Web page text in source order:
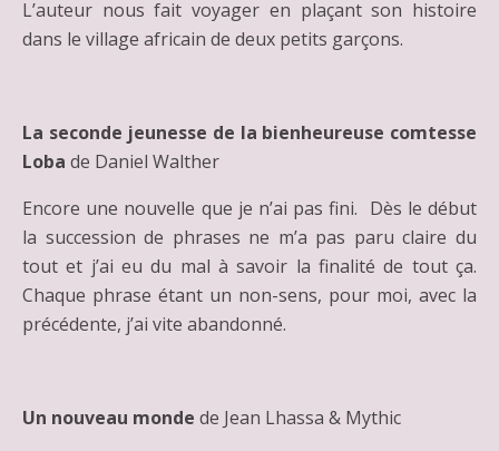
L’auteur nous fait voyager en plaçant son histoire
dans le village africain de deux petits garçons.
La seconde jeunesse de la bienheureuse comtesse
Loba de Daniel Walther
Encore une nouvelle que je n’ai pas fini. Dès le début
la succession de phrases ne m’a pas paru claire du
tout et j’ai eu du mal à savoir la finalité de tout ça.
Chaque phrase étant un non-sens, pour moi, avec la
précédente, j’ai vite abandonné.
Un nouveau monde de Jean Lhassa & Mythic